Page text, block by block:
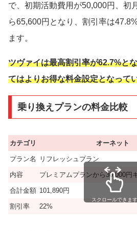
で、初期活動費用が50,000円、初
ら65,600円となり、割引率は
ます。
ツヴァイは最高割引率が62.7%と
てはよりお得な料金設定となって
乗り換えプランの料金比較
カテゴリ オーネット
プラン名 リフレッシュプラン
内容 プレミアムプランから30,000円
合計金額 101,890円
割引率 22%
スクロールできます